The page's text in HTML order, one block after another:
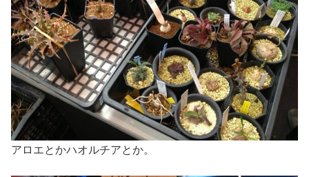
アロエとかハオルチアとか。